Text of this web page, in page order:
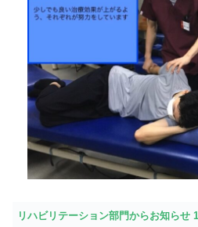
リハビリテーション部門からお知らせ 1